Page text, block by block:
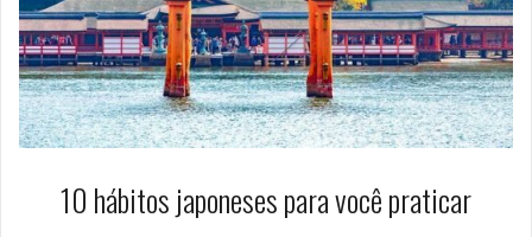
10 hábitos japoneses para você praticar